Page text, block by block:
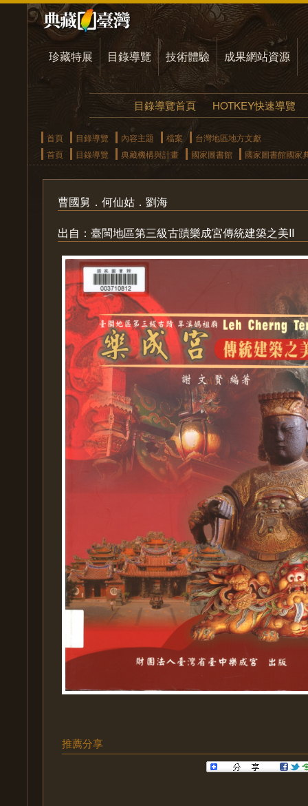
珍藏特展 目錄導覽 技術體驗 成果網站資源
目錄導覽首頁 HOTKEY快速導覽
首頁 目錄導覽 內容主題 檔案
台灣地區地方文獻
首頁
目錄導覽 典藏機構與計畫 國家圖書館 國家圖書館國家
曹國舅．何仙姑．劉海
出自：臺閩地區第三級古蹟樂成宮傳統建築之美II
推薦分享